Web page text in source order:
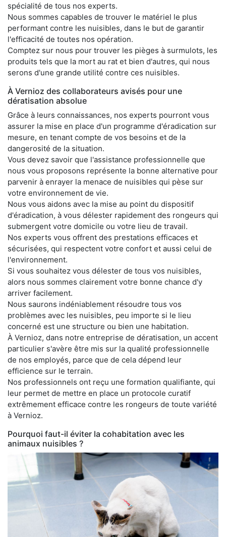
spécialité de tous nos experts.
Nous sommes capables de trouver le matériel le plus
performant contre les nuisibles, dans le but de garantir
l'efficacité de toutes nos opération.
Comptez sur nous pour trouver les pièges à surmulots, les
produits tels que la mort au rat et bien d'autres, qui nous
serons d'une grande utilité contre ces nuisibles.
À Vernioz des collaborateurs avisés pour une
dératisation absolue
Grâce à leurs connaissances, nos experts pourront vous
assurer la mise en place d'un programme d'éradication sur
mesure, en tenant compte de vos besoins et de la
dangerosité de la situation.
Vous devez savoir que l'assistance professionnelle que
nous vous proposons représente la bonne alternative pour
parvenir à enrayer la menace de nuisibles qui pèse sur
votre environnement de vie.
Nous vous aidons avec la mise au point du dispositif
d'éradication, à vous délester rapidement des rongeurs qui
submergent votre domicile ou votre lieu de travail.
Nos experts vous offrent des prestations efficaces et
sécurisées, qui respectent votre confort et aussi celui de
l'environnement.
Si vous souhaitez vous délester de tous vos nuisibles,
alors nous sommes clairement votre bonne chance d'y
arriver facilement.
Nous saurons indéniablement résoudre tous vos
problèmes avec les nuisibles, peu importe si le lieu
concerné est une structure ou bien une habitation.
À Vernioz, dans notre entreprise de dératisation, un accent
particulier s'avère être mis sur la qualité professionnelle
de nos employés, parce que de cela dépend leur
efficience sur le terrain.
Nos professionnels ont reçu une formation qualifiante, qui
leur permet de mettre en place un protocole curatif
extrêmement efficace contre les rongeurs de toute variété
à Vernioz.
Pourquoi faut-il éviter la cohabitation avec les
animaux nuisibles ?